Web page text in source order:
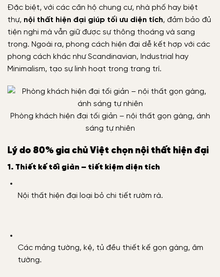
Đặc biệt, với các căn hộ chung cư, nhà phố hay biệt
thự, nội thất hiện đại giúp tối ưu diện tích, đảm bảo đủ
tiện nghi mà vẫn giữ được sự thông thoáng và sang
trọng. Ngoài ra, phong cách hiện đại dễ kết hợp với các
phong cách khác như Scandinavian, Industrial hay
Minimalism, tạo sự linh hoạt trong trang trí.
Phòng khách hiện đại tối giản – nội thất gọn gàng, ánh
sáng tự nhiên
Lý do 80% gia chủ Việt chọn nội thất hiện đại
1. Thiết kế tối giản – tiết kiệm diện tích
Nội thất hiện đại loại bỏ chi tiết rườm rà.
Các mảng tường, kệ, tủ đều thiết kế gọn gàng, âm
tường.